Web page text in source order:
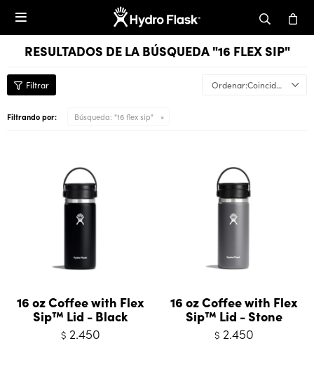

RESULTADOS DE LA BÚSQUEDA "16 FLEX SIP"
Coincidencia
Filtrando por: Búsqueda: "16 flex sip"
16 oz Coffee with Flex
Sip™ Lid - Black
$ 2.450
16 oz Coffee with Flex
Sip™ Lid - Stone
$ 2.450